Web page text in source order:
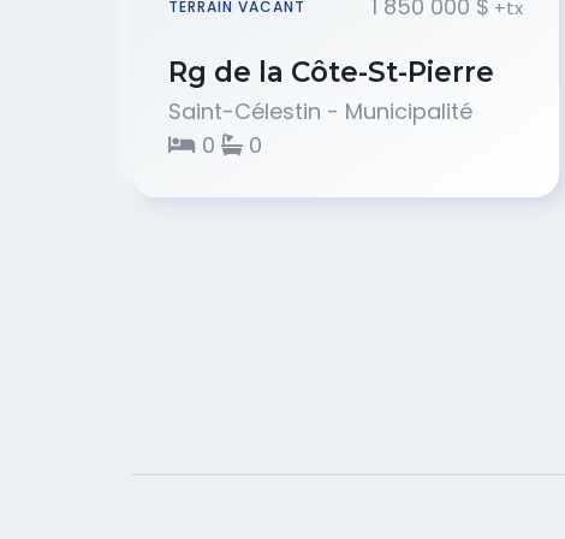
TERRAIN VACANT 1 850 000 $ +tx
Rg de la Côte-St-Pierre
Saint-Célestin - Municipalité
0
0